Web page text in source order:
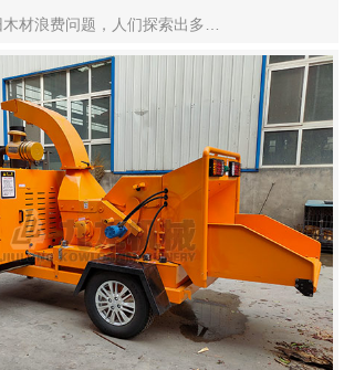
材浪费问题，人们探索出多…